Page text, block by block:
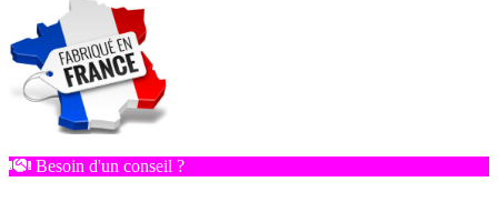
Besoin d'un conseil ?